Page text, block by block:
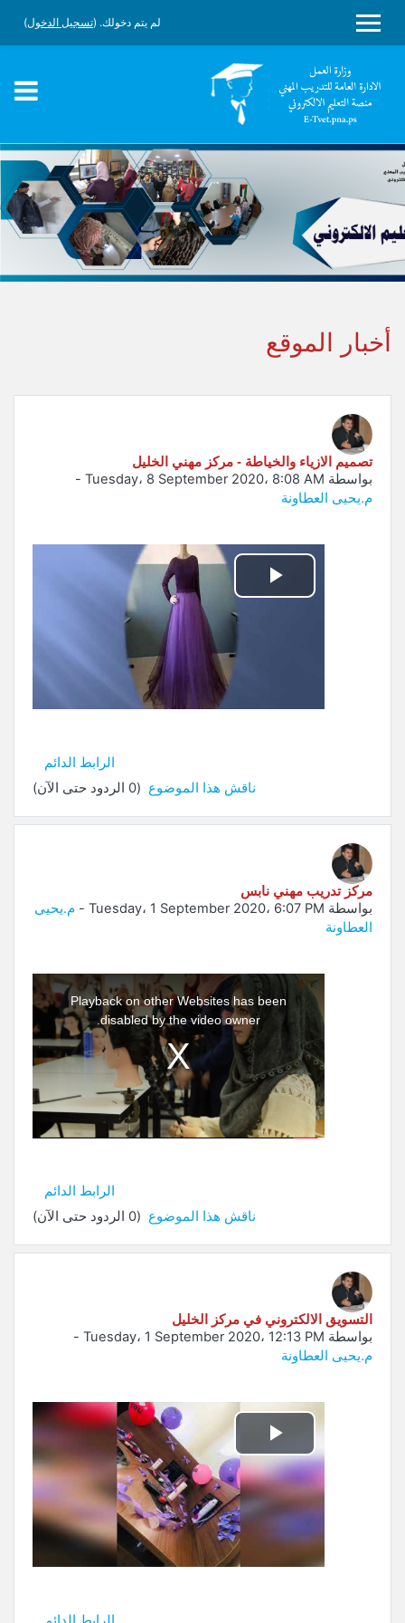
واجهة جانبية
لم يتم دخولك. (تسجيل الدخول)
أخبار الموقع
تصميم الازياء والخياطة - مركز مهني الخليل
بواسطة Tuesday، 8 September 2020، 8:08 AM -
م.يحيى العطاونة
تشغيل
الفيديو
الرابط الدائم
ناقش هذا الموضوع (0 الردود حتى الآن)
مركز تدريب مهني نابس
بواسطة Tuesday، 1 September 2020، 6:07 PM - م.يحيى
العطاونة
modal
window.
Playback on other Websites has been
disabled by the video owner.
الرابط الدائم
ناقش هذا الموضوع (0 الردود حتى الآن)
التسويق الالكتروني في مركز الخليل
بواسطة Tuesday، 1 September 2020، 12:13 PM -
م.يحيى العطاونة
تشغيل
الفيديو